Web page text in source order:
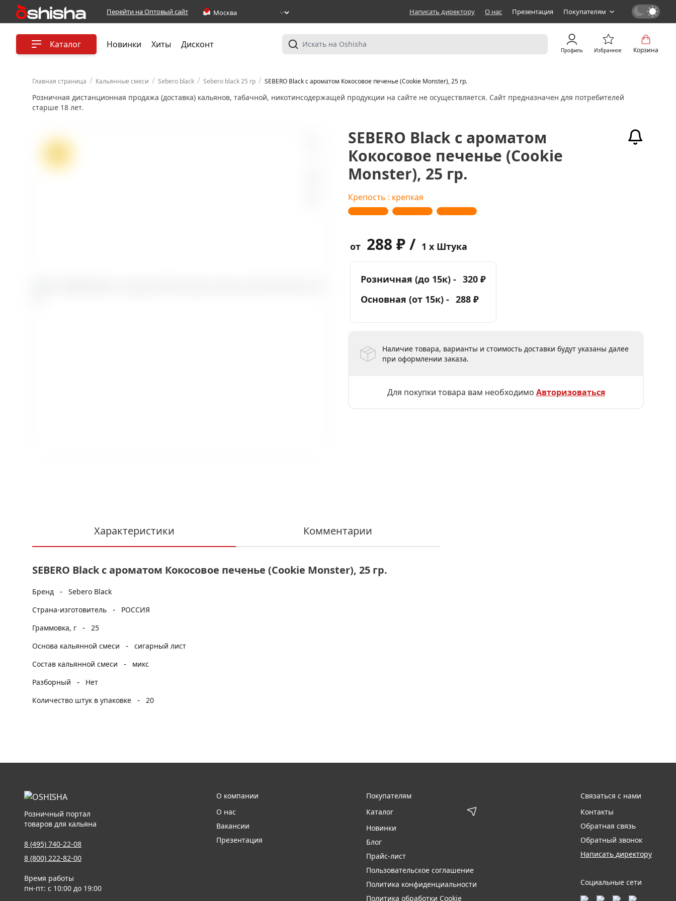
Перейти на Оптовый сайт Написать директору О нас Презентация Покупателям
Каталог Новинки Хиты Дисконт
Профиль Избранное Корзина
Главная страница / Кальянные смеси / Sebero black / Sebero black 25 гр / SEBERO Black с ароматом Кокосовое печенье (Cookie Monster), 25 гр.
Розничная дистанционная продажа (доставка) кальянов, табачной, никотинсодержащей продукции на сайте не осуществляется. Сайт предназначен для потребителей
старше 18 лет.
SEBERO Black с ароматом
Кокосовое печенье (Cookie
Monster), 25 гр.
Крепость : крепкая
от 288 ₽ / 1 x Штука
Розничная (до 15к) - 320 ₽
Основная (от 15к) - 288 ₽
Наличие товара, варианты и стоимость доставки будут указаны далее
при оформлении заказа.
Для покупки товара вам необходимо Авторизоваться
Характеристики Комментарии
SEBERO Black с ароматом Кокосовое печенье (Cookie Monster), 25 гр.
Бренд - Sebero Black
Страна-изготовитель
-
РОССИЯ
Граммовка, г
- 25
Основа кальянной смеси
- сигарный лист
Состав кальянной смеси
-
микс
Разборный
-
Нет
Количество штук в упаковке
- 20
Розничный портал
товаров для кальяна
8 (495) 740-22-08
8 (800) 222-82-00
Время работы
пн-пт: с 10:00 до 19:00
О компании
О нас
Вакансии
Презентация
Покупателям
Каталог
Новинки
Блог
Прайс-лист
Пользовательское соглашение
Политика конфиденциальности
Политика обработки Cookie
Связаться с нами
Контакты
Обратная связь
Обратный звонок
Написать директору
Социальные сети